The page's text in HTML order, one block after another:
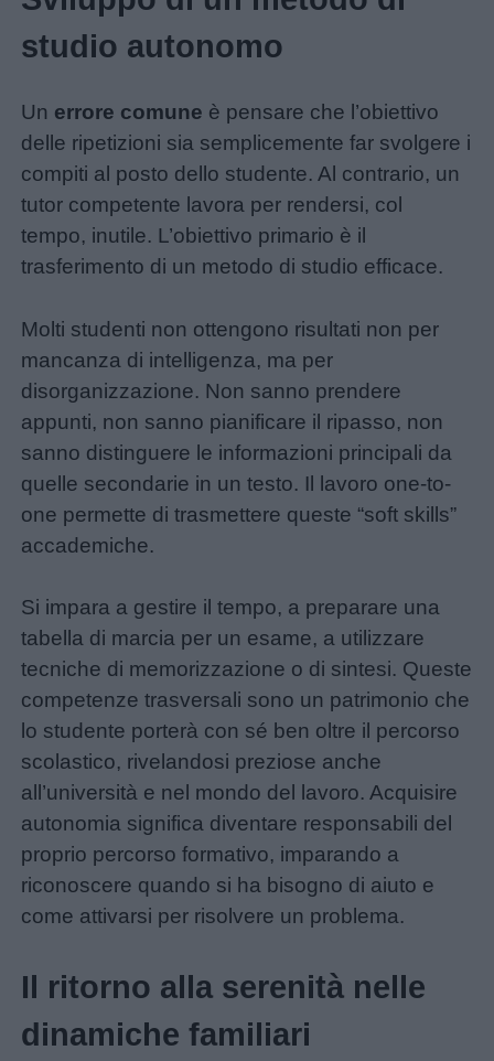
studio autonomo
Un errore comune è pensare che l’obiettivo
delle ripetizioni sia semplicemente far svolgere i
compiti al posto dello studente. Al contrario, un
tutor competente lavora per rendersi, col
tempo, inutile. L’obiettivo primario è il
trasferimento di un metodo di studio efficace.
Molti studenti non ottengono risultati non per
mancanza di intelligenza, ma per
disorganizzazione. Non sanno prendere
appunti, non sanno pianificare il ripasso, non
sanno distinguere le informazioni principali da
quelle secondarie in un testo. Il lavoro one-to-
one permette di trasmettere queste “soft skills”
accademiche.
Si impara a gestire il tempo, a preparare una
tabella di marcia per un esame, a utilizzare
tecniche di memorizzazione o di sintesi. Queste
competenze trasversali sono un patrimonio che
lo studente porterà con sé ben oltre il percorso
scolastico, rivelandosi preziose anche
all’università e nel mondo del lavoro. Acquisire
autonomia significa diventare responsabili del
proprio percorso formativo, imparando a
riconoscere quando si ha bisogno di aiuto e
come attivarsi per risolvere un problema.
Il ritorno alla serenità nelle
dinamiche familiari